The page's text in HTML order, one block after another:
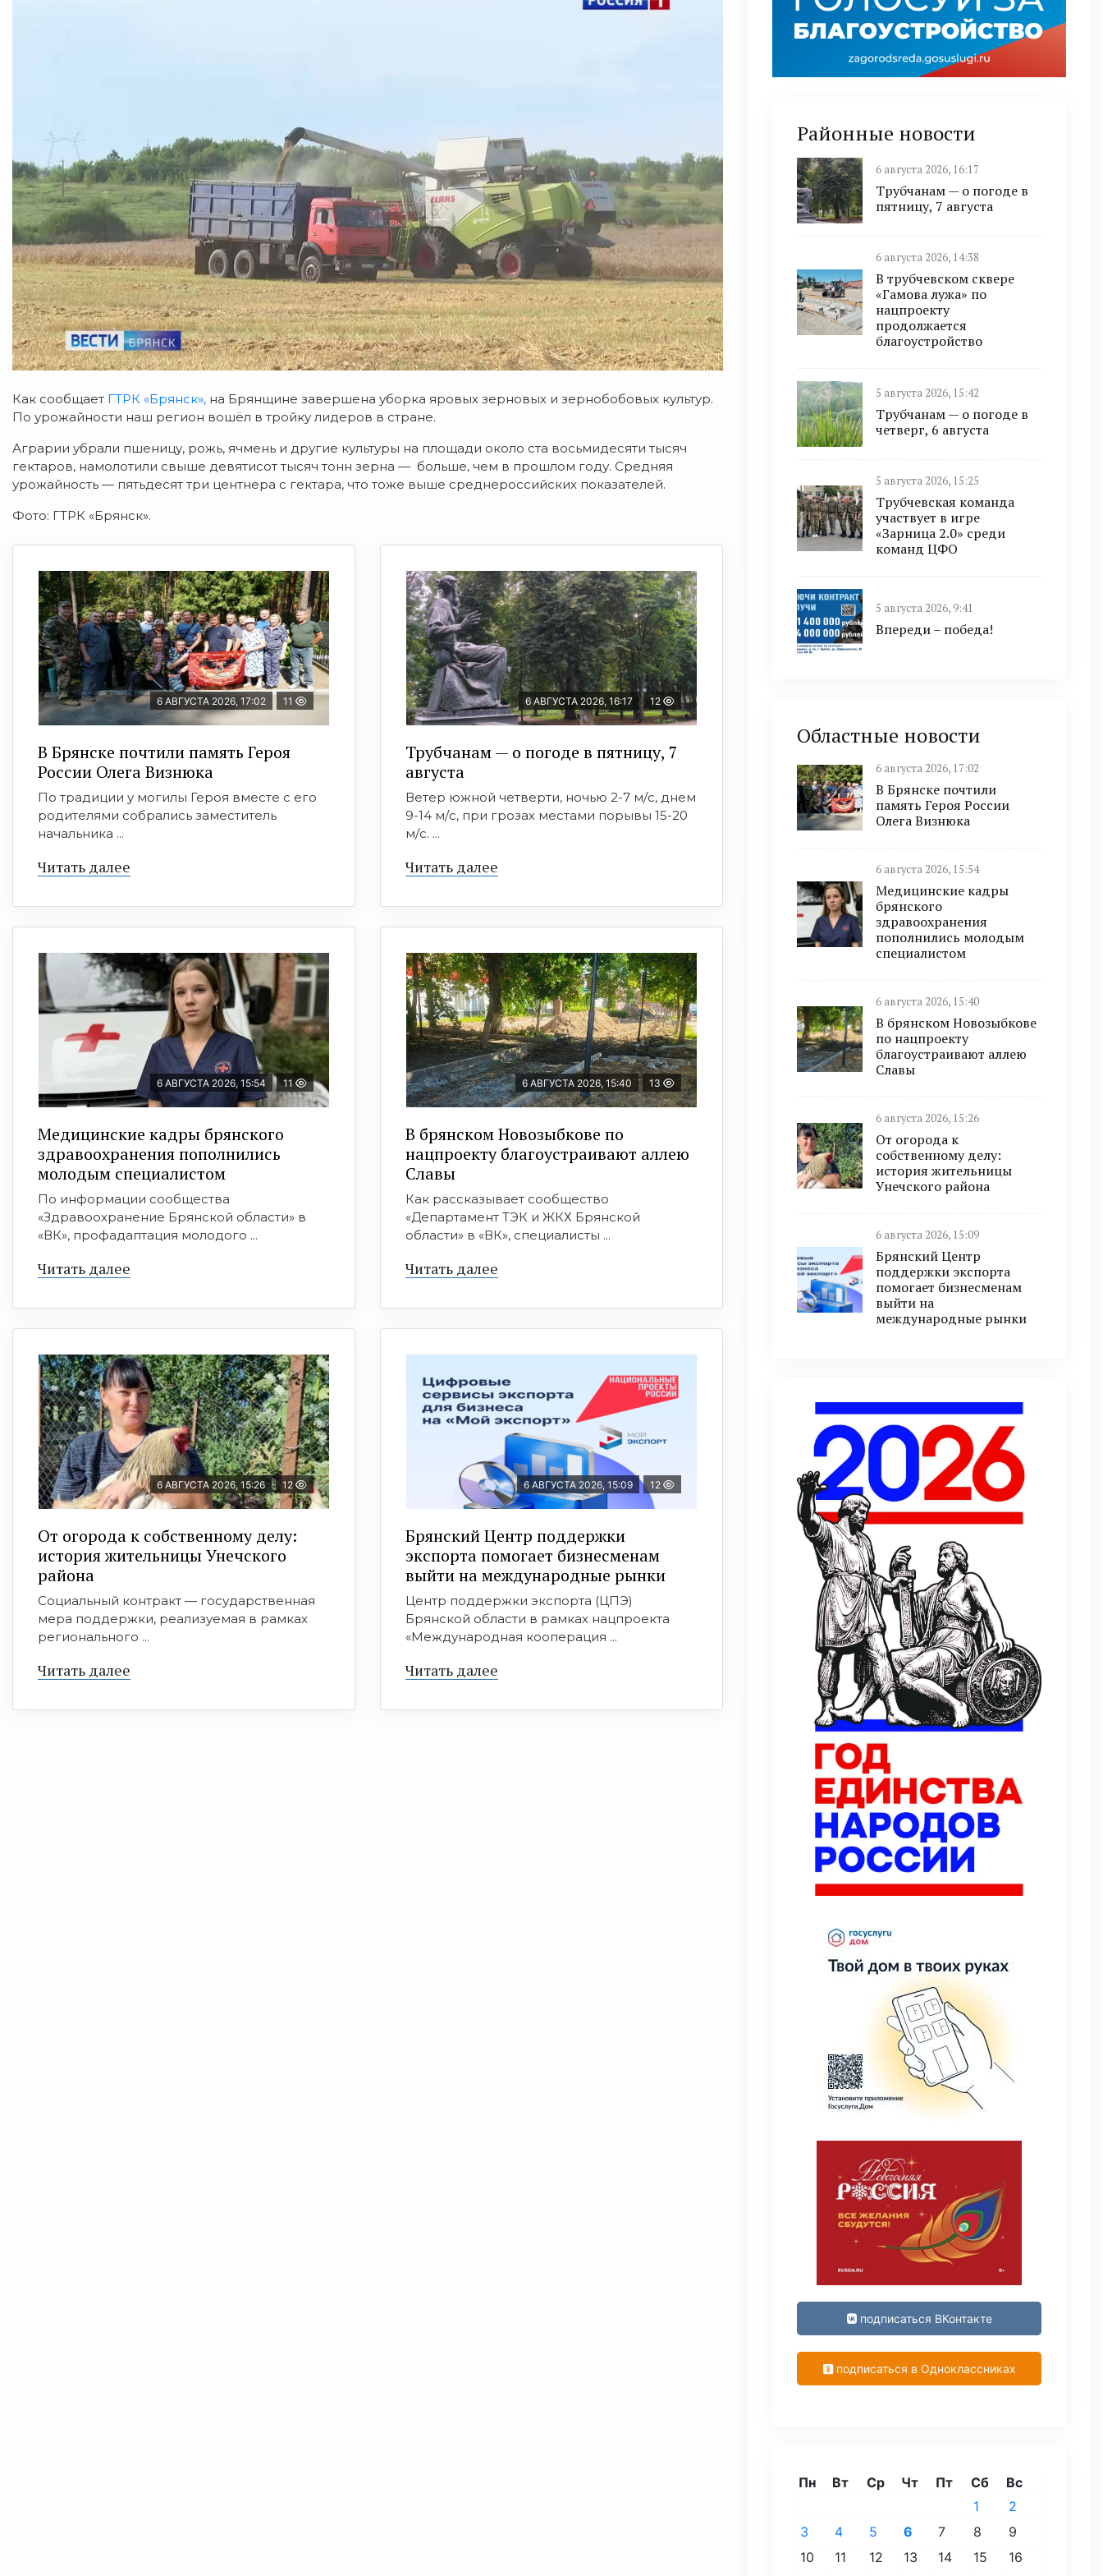
Как сообщает ГТРК «Брянск», на Брянщине завершена уборка яровых зерновых и зернобобовых культур.
По урожайности наш регион вошёл в тройку лидеров в стране.
Аграрии убрали пшеницу, рожь, ячмень и другие культуры на площади около ста восьмидесяти тысяч
гектаров, намолотили свыше девятисот тысяч тонн зерна — больше, чем в прошлом году. Средняя
урожайность — пятьдесят три центнера с гектара, что тоже выше среднероссийских показателей.
Фото: ГТРК «Брянск».
6 АВГУСТА 2026, 17:02 11
В Брянске почтили память Героя
России Олега Визнюка
По традиции у могилы Героя вместе с его
родителями собрались заместитель
начальника ...
Читать далее
6 АВГУСТА 2026, 16:17 12
Трубчанам — о погоде в пятницу, 7
августа
Ветер южной четверти, ночью 2-7 м/с, днем
9-14 м/с, при грозах местами порывы 15-20
м/с. ...
Читать далее
6 АВГУСТА 2026, 15:54 11
Медицинские кадры брянского
здравоохранения пополнились
молодым специалистом
По информации сообщества
«Здравоохранение Брянской области» в
«ВК», профадаптация молодого ...
Читать далее
6 АВГУСТА 2026, 15:40 13
В брянском Новозыбкове по
нацпроекту благоустраивают аллею
Славы
Как рассказывает сообщество
«Департамент ТЭК и ЖКХ Брянской
области» в «ВК», специалисты ...
Читать далее
6 АВГУСТА 2026, 15:26 12
От огорода к собственному делу:
история жительницы Унечского
района
Социальный контракт — государственная
мера поддержки, реализуемая в рамках
регионального ...
Читать далее
6 АВГУСТА 2026, 15:09 12
Брянский Центр поддержки
экспорта помогает бизнесменам
выйти на международные рынки
Центр поддержки экспорта (ЦПЭ)
Брянской области в рамках нацпроекта
«Международная кооперация ...
Читать далее
Районные новости
6 августа 2026, 16:17
Трубчанам — о погоде в
пятницу, 7 августа
6 августа 2026, 14:38
В трубчевском сквере
«Гамова лужа» по
нацпроекту
продолжается
благоустройство
5 августа 2026, 15:42
Трубчанам — о погоде в
четверг, 6 августа
5 августа 2026, 15:25
Трубчевская команда
участвует в игре
«Зарница 2.0» среди
команд ЦФО
5 августа 2026, 9:41
Впереди – победа!
Областные новости
6 августа 2026, 17:02
В Брянске почтили
память Героя России
Олега Визнюка
6 августа 2026, 15:54
Медицинские кадры
брянского
здравоохранения
пополнились молодым
специалистом
6 августа 2026, 15:40
В брянском Новозыбкове
по нацпроекту
благоустраивают аллею
Славы
6 августа 2026, 15:26
От огорода к
собственному делу:
история жительницы
Унечского района
6 августа 2026, 15:09
Брянский Центр
поддержки экспорта
помогает бизнесменам
выйти на
международные рынки
подписаться ВКонтакте
подписаться в Одноклассниках
Пн Вт Ср Чт Пт Сб
Вс
1
2
3
4 5 6 7 8
9
10
11 12 13 14 15
16